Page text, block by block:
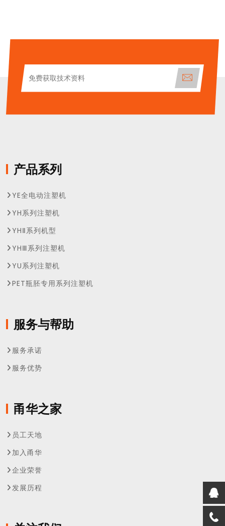
产品系列
YE全电动注塑机
YH系列注塑机
YHⅡ系列机型
YHⅢ系列注塑机
YU系列注塑机
PET瓶胚专用系列注塑机
服务与帮助
服务承诺
服务优势
甬华之家
员工天地
加入甬华
企业荣誉
发展历程